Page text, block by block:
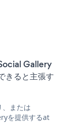
Gallery
きると主張す
または
を提供するat